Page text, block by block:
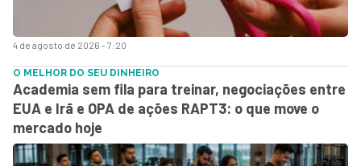
4 de agosto de 2026 - 7:20
O MELHOR DO SEU DINHEIRO
Academia sem fila para treinar, negociações entre
EUA e Irã e OPA de ações RAPT3: o que move o
mercado hoje